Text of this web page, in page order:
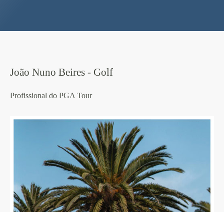
João Nuno Beires - Golf
Profissional do PGA Tour